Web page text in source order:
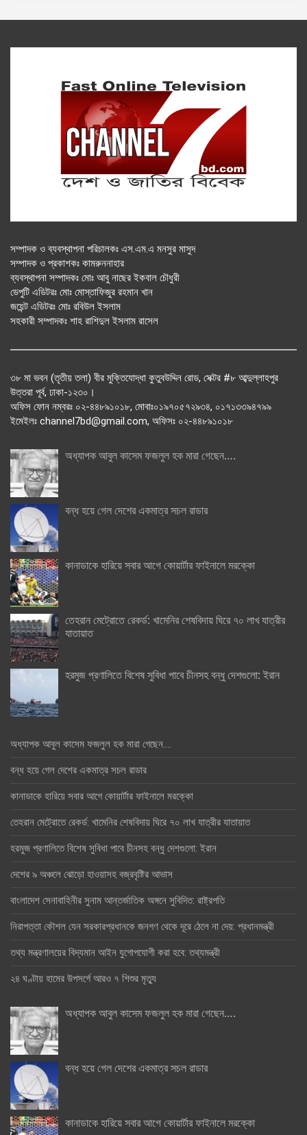
সম্পাদক ও ব্যবস্থাপনা পরিচালকঃ এস.এম.এ মনসুর মাসুদ
সম্পাদক ও প্রকাশকঃ কামরুননাহার
ব্যবস্থাপনা সম্পাদকঃ মোঃ আবু নাছের ইকবাল চৌধুরী
ডেপুটি এডিটরঃ মোঃ মোস্তাফিজুর রহমান খান
জয়েন্ট এডিটরঃ মোঃ রবিউল ইসলাম
সহকারী সম্পাদকঃ শাহ রাশিদুল ইসলাম রাসেল
৩৮ মা ভবন (তৃতীয় তলা) বীর মুক্তিযোদ্ধা কুতুবউদ্দিন রোড, সেক্টর #৮ আব্দুল্লাহপুর
উত্তরা পূর্ব, ঢাকা-১২৩০।
অফিস ফোন নম্বরঃ ০২-৪৪৮৯১০১৮, মোবাঃ০১৯৭০৫৭২৯৩৪, ০১৭১৩৩৯৪৭৯৯
ইমেইলঃ channel7bd@gmail.com, অফিসঃ ০২-৪৪৮৯১০১৮
অধ্যাপক আবুল কাসেম ফজলুল হক মারা গেছেন….
বন্ধ হয়ে গেল দেশের একমাত্র সচল রাডার
কানাডাকে হারিয়ে সবার আগে কোয়ার্টার ফাইনালে মরক্কো
তেহরান মেট্রোতে রেকর্ড: খামেনির শেষবিদায় ঘিরে ৭০ লাখ যাত্রীর
যাতায়াত
হরমুজ প্রণালিতে বিশেষ সুবিধা পাবে চীনসহ বন্ধু দেশগুলো: ইরান
অধ্যাপক আবুল কাসেম ফজলুল হক মারা গেছেন….
বন্ধ হয়ে গেল দেশের একমাত্র সচল রাডার
কানাডাকে হারিয়ে সবার আগে কোয়ার্টার ফাইনালে মরক্কো
তেহরান মেট্রোতে রেকর্ড: খামেনির শেষবিদায় ঘিরে ৭০ লাখ যাত্রীর যাতায়াত
হরমুজ প্রণালিতে বিশেষ সুবিধা পাবে চীনসহ বন্ধু দেশগুলো: ইরান
দেশের ৯ অঞ্চলে ঝোড়ো হাওয়াসহ বজ্রবৃষ্টির আভাস
বাংলাদেশ সেনাবাহিনীর সুনাম আন্তর্জাতিক অঙ্গনে সুবিদিত: রাষ্ট্রপতি
নিরাপত্তা কৌশল যেন সরকারপ্রধানকে জনগণ থেকে দূরে ঠেলে না দেয়: প্রধানমন্ত্রী
তথ্য মন্ত্রণালয়ের বিদ্যমান আইন যুগোপযোগী করা হবে: তথ্যমন্ত্রী
২৪ ঘণ্টায় হামের উপসর্গে আরও ৭ শিশুর মৃত্যু
অধ্যাপক আবুল কাসেম ফজলুল হক মারা গেছেন….
বন্ধ হয়ে গেল দেশের একমাত্র সচল রাডার
কানাডাকে হারিয়ে সবার আগে কোয়ার্টার ফাইনালে মরক্কো